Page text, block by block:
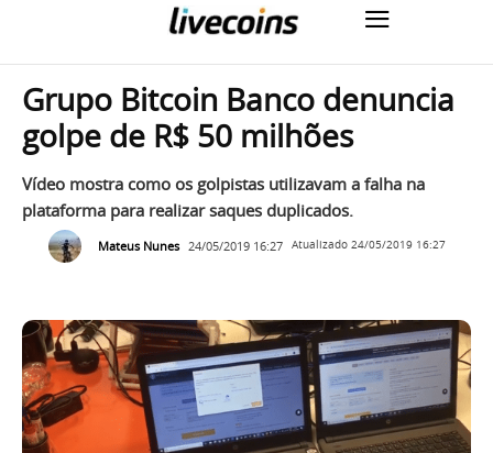
Grupo Bitcoin Banco denuncia
golpe de R$ 50 milhões
Vídeo mostra como os golpistas utilizavam a falha na
plataforma para realizar saques duplicados.
Mateus Nunes 24/05/2019 16:27 Atualizado 24/05/2019 16:27